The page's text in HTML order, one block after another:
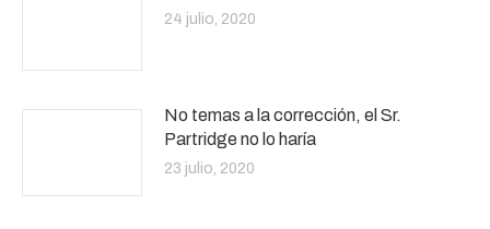
24 julio, 2020
No temas a la corrección, el Sr.
Partridge no lo haría
23 julio, 2020